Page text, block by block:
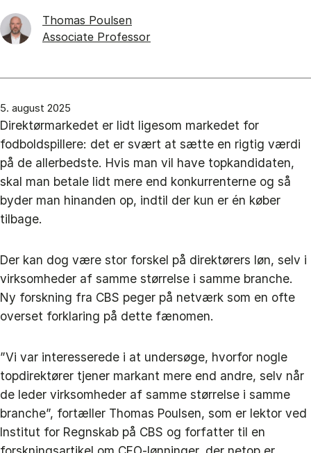
Thomas Poulsen
Associate Professor
5. august 2025
Direktørmarkedet er lidt ligesom markedet for
fodboldspillere: det er svært at sætte en rigtig værdi
på de allerbedste. Hvis man vil have topkandidaten,
skal man betale lidt mere end konkurrenterne og så
byder man hinanden op, indtil der kun er én køber
tilbage.
Der kan dog være stor forskel på direktørers løn, selv i
virksomheder af samme størrelse i samme branche.
Ny forskning fra CBS peger på netværk som en ofte
overset forklaring på dette fænomen.
”Vi var interesserede i at undersøge, hvorfor nogle
topdirektører tjener markant mere end andre, selv når
de leder virksomheder af samme størrelse i samme
branche”, fortæller Thomas Poulsen, som er lektor ved
Institut for Regnskab på CBS og forfatter til en